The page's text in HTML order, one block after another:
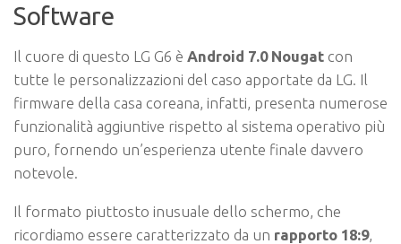
Software
Il cuore di questo LG G6 è Android 7.0 Nougat con
tutte le personalizzazioni del caso apportate da LG. Il
firmware della casa coreana, infatti, presenta numerose
funzionalità aggiuntive rispetto al sistema operativo più
puro, fornendo un’esperienza utente finale davvero
notevole.
Il formato piuttosto inusuale dello schermo, che
ricordiamo essere caratterizzato da un rapporto 18:9,